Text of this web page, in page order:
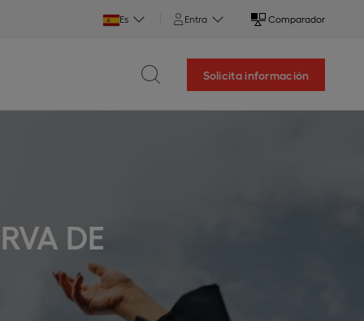
Es Entra Comparador
Solicita información
DE